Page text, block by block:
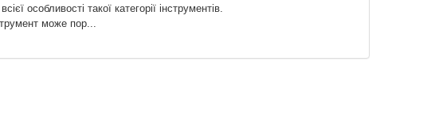
особливості такої категорії інструментів.
може пор...